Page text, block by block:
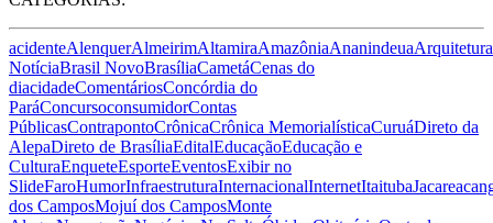
acidenteAlenquerAlmeirimAltamiraAmazôniaAnanindeuaArquitetura
NotíciaBrasil NovoBrasíliaCametáCenas do
diacidadeComentáriosConcórdia do
ParáConcursoconsumidorContas
PúblicasContrapontoCrônicaCrônica MemorialísticaCuruáDireto da
AlepaDireto de BrasíliaEditalEducaçãoEducação e
CulturaEnqueteEsporteEventosExibir no
SlideFaroHumorInfraestruturaInternacionalInternetItaituba
dos CamposMojuí dos CamposMonte